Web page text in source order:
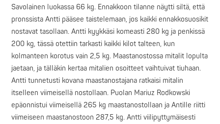
Savolainen luokassa 66 kg. Ennakkoon tilanne näytti siltä, että
pronssista Antti pääsee taistelemaan, jos kaikki ennakkosuosikit
nostavat tasollaan. Antti kyykkäsi komeasti 280 kg ja penkissä
200 kg, tässä otettiin tarkasti kaikki kilot talteen, kun
kolmanteen korotus vain 2,5 kg. Maastanostossa mitalit lopulta
jaetaan, ja tälläkin kertaa mitalien osoitteet vaihtuivat tiuhaan.
Antti tunnetusti kovana maastanostajana ratkaisi mitalin
itselleen viimeisellä nostollaan. Puolan Mariuz Rodkowski
epäonnistui viimeisellä 265 kg maastanostollaan ja Antille riitti
viimeiseen maastanostoon 287,5 kg. Antti viilipyttymäisesti